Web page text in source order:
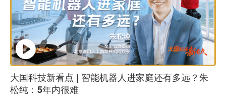
大国科技新看点 | 智能机器人进家庭还有多远？朱
松纯：5年内很难